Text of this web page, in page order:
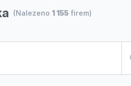
(Nalezeno 1 155 firem)